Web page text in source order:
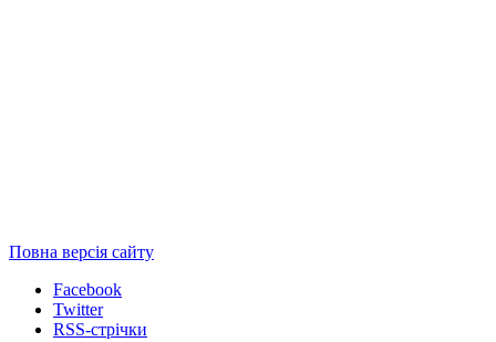
Повна версія сайту
Facebook
Twitter
RSS-стрічки